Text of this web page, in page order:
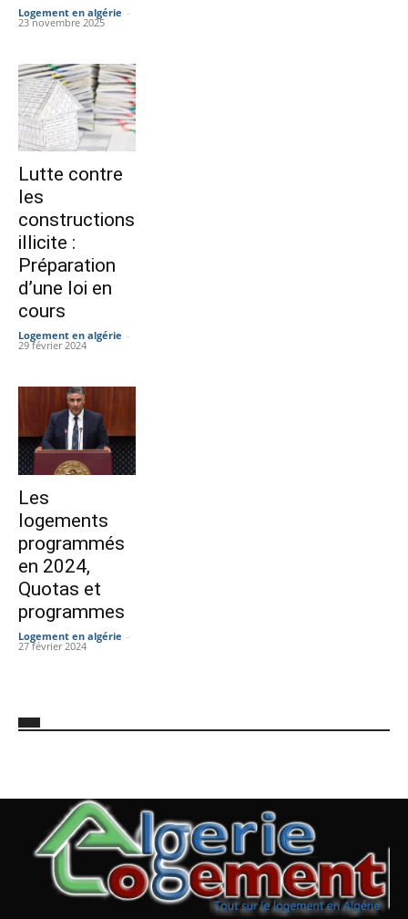
Logement en algérie -
23 novembre 2025
Lutte contre
les
constructions
illicite :
Préparation
d’une loi en
cours
Logement en algérie -
29 février 2024
Les
logements
programmés
en 2024,
Quotas et
programmes
Logement en algérie -
27 février 2024